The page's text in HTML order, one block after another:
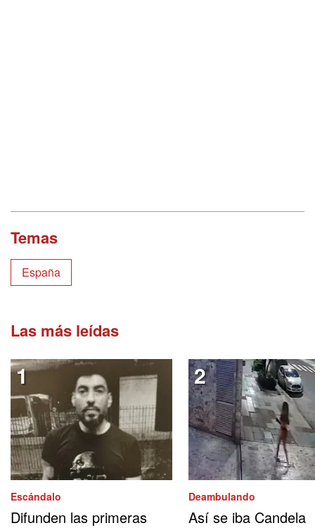
Temas
España
Las más leídas
Escándalo
Difunden las primeras
Deambulando
Así se iba Candela